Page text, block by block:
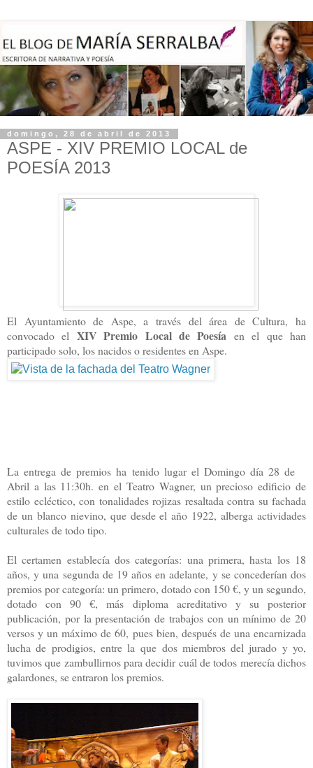
domingo, 28 de abril de 2013
ASPE - XIV PREMIO LOCAL de
POESÍA 2013
El Ayuntamiento de Aspe, a través del área de Cultura, ha
convocado el XIV Premio Local de Poesía en el que han
participado solo, los nacidos o residentes en Aspe.
La entrega de premios ha tenido lugar el Domingo día 28 de
Abril a las 11:30h. en el Teatro Wagner, un precioso edificio de
estilo ecléctico, con tonalidades rojizas resaltada contra su fachada
de un blanco nievino, que desde el año 1922, alberga actividades
culturales de todo tipo.
El certamen establecía dos categorías: una primera, hasta los 18
años, y una segunda de 19 años en adelante, y se concederían dos
premios por categoría: un primero, dotado con 150 €, y un segundo,
dotado con 90 €, más diploma acreditativo y su posterior
publicación, por la presentación de trabajos con un mínimo de 20
versos y un máximo de 60, pues bien, después de una encarnizada
lucha de prodigios, entre la que dos miembros del jurado y yo,
tuvimos que zambullirnos para decidir cuál de todos merecía dichos
galardones, se entraron los premios.